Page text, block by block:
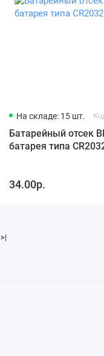
На складе: 15 шт.
Батарейный отсек
батарея типа
34.00р.
>|